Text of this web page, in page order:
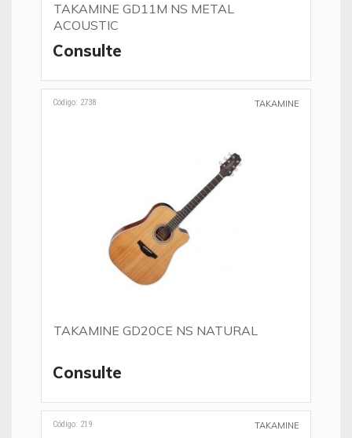
TAKAMINE GD11M NS METAL
ACOUSTIC
Consulte
Código: 2738 TAKAMINE
TAKAMINE GD20CE NS NATURAL
Consulte
Código: 219 TAKAMINE